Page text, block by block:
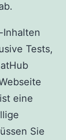
Inhalten
Tests,
eine
Sie